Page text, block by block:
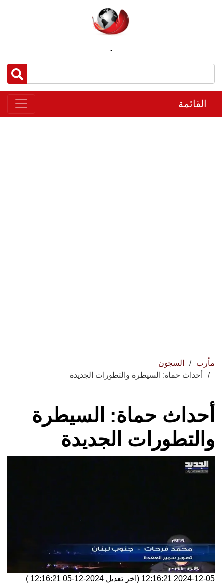
-
القائمة
مأرب
السجون
أحداث حماة: السيطرة والتطورات الجديدة
أحداث حماة: السيطرة
والتطورات الجديدة
2024-12-05 12:16:21 (اخر تعديل 2024-12-05 12:16:21
)